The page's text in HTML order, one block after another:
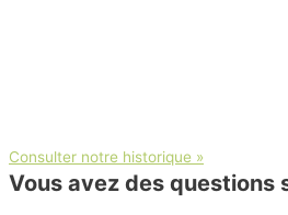
Consulter notre historique »
Vous avez des questions